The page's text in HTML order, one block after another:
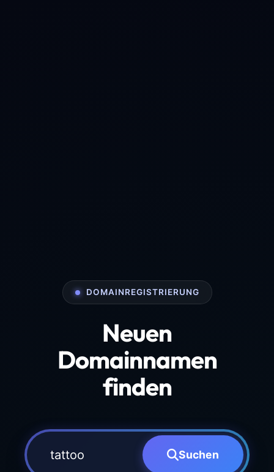
DOMAINREGISTRIERUNG
Neuen
Domainnamen
finden
Suchen